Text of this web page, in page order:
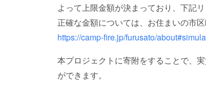
よって上限金額が決まっており、下記
正確な金額については、お住まいの市
https://camp-fire.jp/furusato/
本プロジェクトに寄附をすることで、
ができます。